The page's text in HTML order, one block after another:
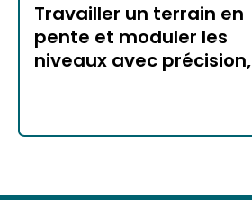
Travailler un terrain en
pente et moduler les
niveaux avec précision,